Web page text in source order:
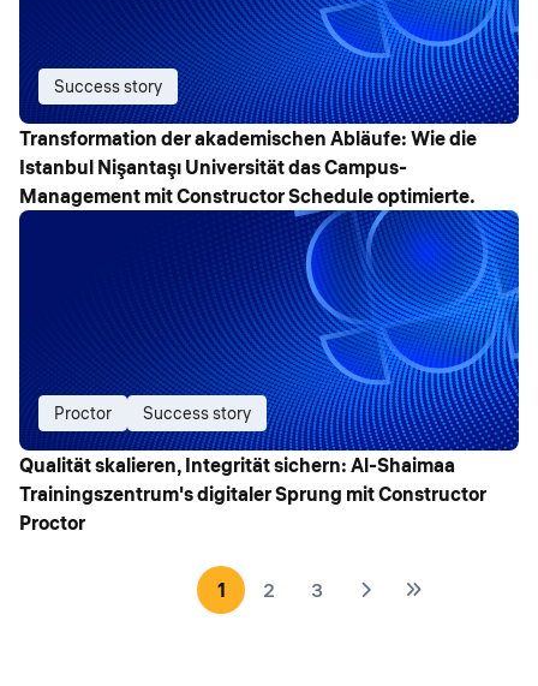
Success story
Transformation der akademischen Abläufe: Wie die
Istanbul Nişantaşı Universität das Campus-
Management mit Constructor Schedule optimierte.
Proctor Success story
Qualität skalieren, Integrität sichern: Al-Shaimaa
Trainingszentrum's digitaler Sprung mit Constructor
Proctor
1 2 3